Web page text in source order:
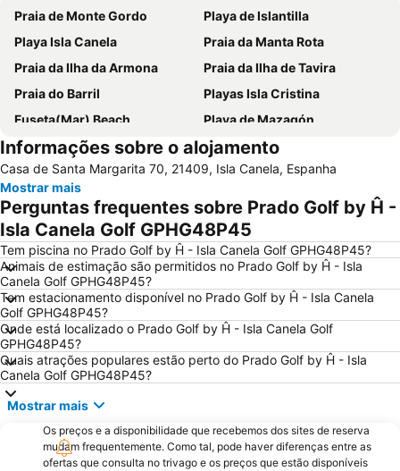
Praia de Monte Gordo
Playa de Islantilla
Playa Isla Canela
Praia da Manta Rota
Praia da Ilha da Armona
Praia da Ilha de Tavira
Praia do Barril
Playas Isla Cristina
Fuseta(Mar) Beach
Playa de Mazagón
Playa Urbana de Punta Umbría
Praia da Ilha do Farol
Praia Verde
Cacela Velha Beach
El Portil
Avenida Marginal de Monte Gordo
Punta de Moral
Barra da Fuseta Beach
Islantilla Golf Club
Ayamonte
Parque Natural da Ría Formosa
Palácio e Quinta de Estói
La Antilla
Zona Centro
Praça Marquês de Pombal
Culatra (Mar) Beach
Nuevo Portil
Lota Beach
La Antilla
Central
Ponta da Areia Beach
Tavira Gran-Plaza
Isla Canela Golf
Estação de comboios de Tavira
Informações sobre o alojamento
Casa de Santa Margarita 70, 21409, Isla Canela, Espanha
Mostrar mais
Perguntas frequentes sobre Prado Golf by Ĥ -
Isla Canela Golf GPHG48P45
Tem piscina no Prado Golf by Ĥ - Isla Canela Golf GPHG48P45?
Animais de estimação são permitidos no Prado Golf by Ĥ - Isla
Canela Golf GPHG48P45?
Tem estacionamento disponível no Prado Golf by Ĥ - Isla Canela
Golf GPHG48P45?
Onde está localizado o Prado Golf by Ĥ - Isla Canela Golf
GPHG48P45?
Quais atrações populares estão perto do Prado Golf by Ĥ - Isla
Canela Golf GPHG48P45?
Mostrar mais
Os preços e a disponibilidade que recebemos dos sites de reserva
mudam frequentemente. Como tal, pode haver diferenças entre as
ofertas que consulta no trivago e os preços que estão disponíveis